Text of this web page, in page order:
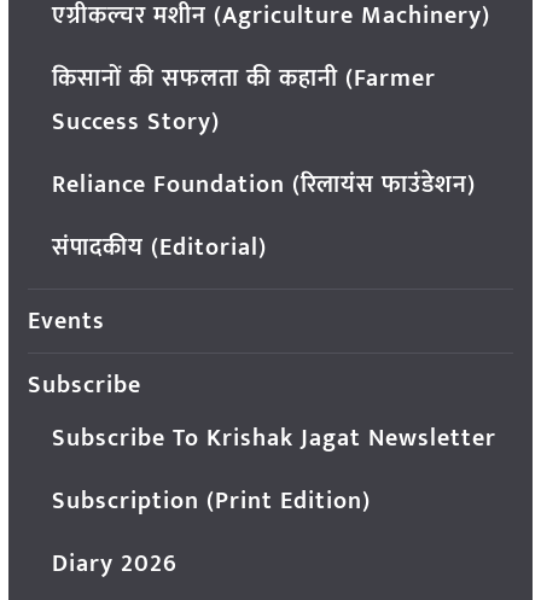
एग्रीकल्चर मशीन (Agriculture Machinery)
किसानों की सफलता की कहानी (Farmer
Success Story)
Reliance Foundation (रिलायंस फाउंडेशन)
संपादकीय (Editorial)
Events
Subscribe
Subscribe To Krishak Jagat Newsletter
Subscription (Print Edition)
Diary 2026